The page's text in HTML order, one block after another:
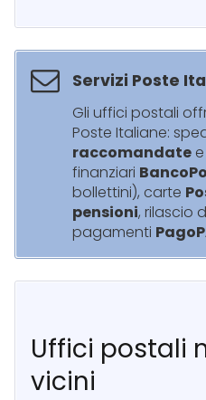
Servizi Poste
Gli uffici postali
Poste Italiane:
raccomandate e
finanziari
bollettini), carte
pensioni, rilascio
pagamenti
Uffici postali
vicini